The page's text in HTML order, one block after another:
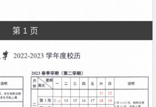
第 1 页